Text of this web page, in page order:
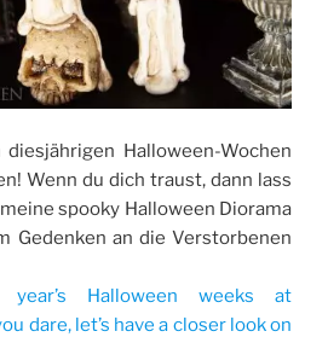
Halloween-Wochen
Wenn du dich traust, dann lass
spooky Halloween Diorama
Gedenken an die Verstorbenen
Halloween weeks at
dare, let’s have a closer look on